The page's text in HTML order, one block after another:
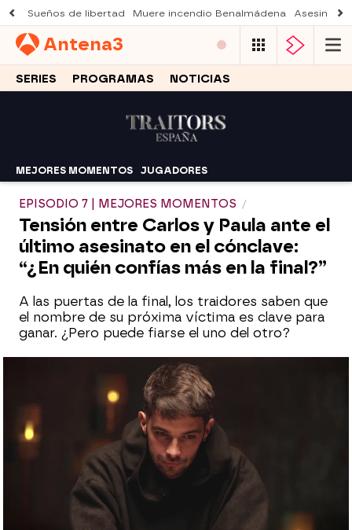
Sueños de libertad Muere incendio Benalmádena Asesinato
Antena3
SERIES PROGRAMAS NOTICIAS
MEJORES MOMENTOS JUGADORES
EPISODIO 7 | MEJORES MOMENTOS
Tensión entre Carlos y Paula ante el
último asesinato en el cónclave:
“¿En quién confías más en la final?”
A las puertas de la final, los traidores saben que
el nombre de su próxima víctima es clave para
ganar. ¿Pero puede fiarse el uno del otro?
Carlos consigue el destierro de Anuska
sin el voto de Paula, que decide ser fiel a